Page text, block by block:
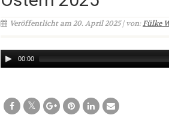
Veröffentlicht am 20. April 2025 | von:Fülke
Audio
Player
00:00